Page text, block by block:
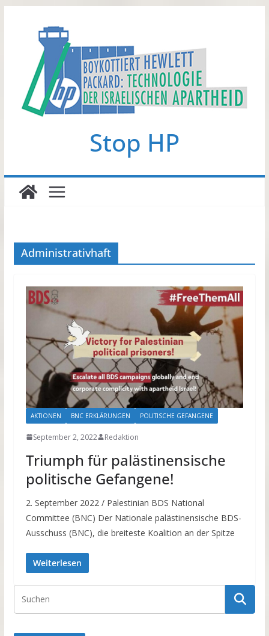
springen
Stop HP
Administrativhaft
AKTIONEN BNC ERKLÄRUNGEN POLITISCHE GEFANGENE
September 2, 2022 Redaktion
Triumph für palästinensische
politische Gefangene!
2. September 2022 / Palestinian BDS National
Committee (BNC) Der Nationale palästinensische BDS-
Ausschuss (BNC), die breiteste Koalition an der Spitze
Weiterlesen